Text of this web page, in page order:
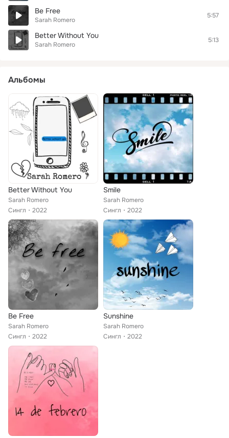
Be Free
Sarah Romero
5:57
Better Without You
Sarah Romero
5:13
Альбомы
Better Without You
Sarah Romero
Сингл
2022
Smile
Sarah Romero
Сингл
2022
Be Free
Sarah Romero
Сингл
2022
Sunshine
Sarah Romero
Сингл
2022